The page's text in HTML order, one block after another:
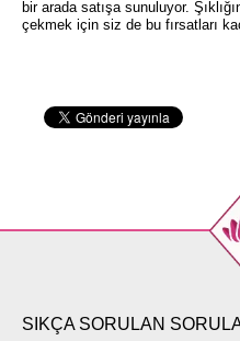
bir arada satışa sunuluyor.
çekmek için siz de bu fırsatları
SIKÇA SORULAN